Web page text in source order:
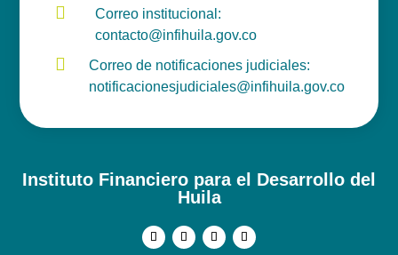
Anterior

Correo institucional:
contacto@infihuila.gov.co

Correo de notificaciones judiciales:
notificacionesjudiciales@infihuila.gov.co
Instituto Financiero para el Desarrollo del
Huila